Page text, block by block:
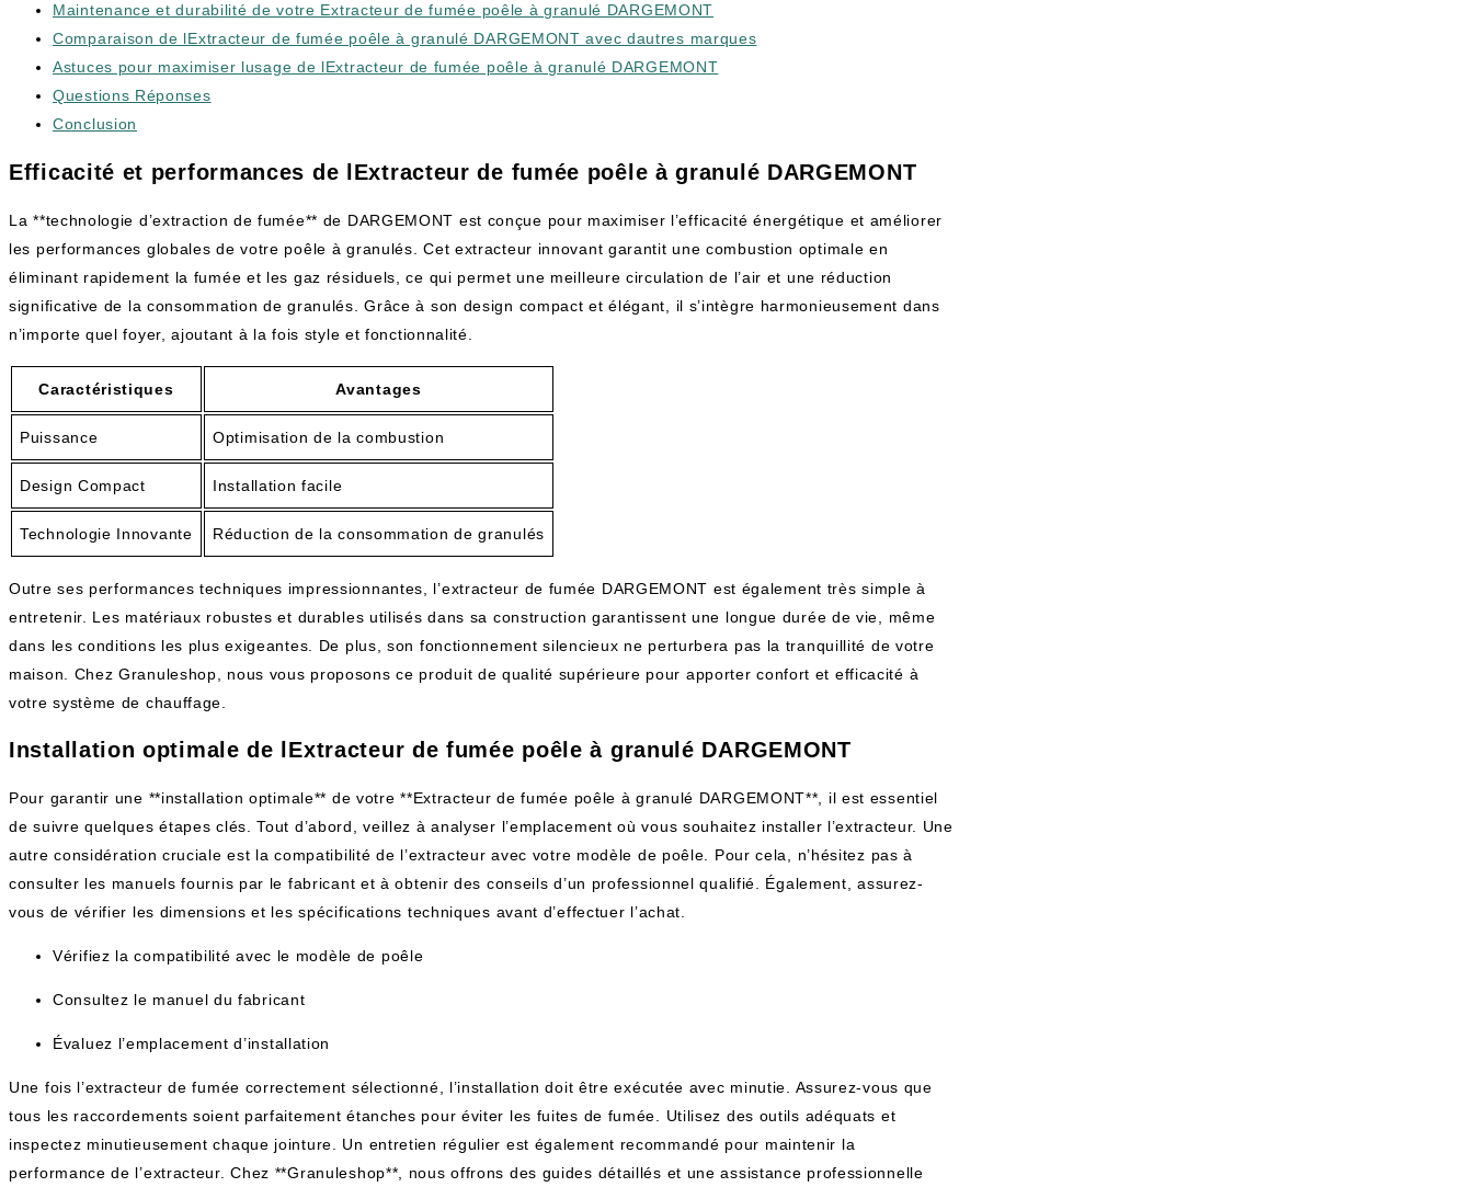
Maintenance et durabilité de votre Extracteur de fumée poêle à granulé DARGEMONT
Comparaison de lExtracteur de fumée poêle à granulé DARGEMONT avec dautres marques
Astuces pour maximiser lusage de lExtracteur de fumée poêle à granulé DARGEMONT
Questions Réponses
Conclusion
Efficacité et performances de lExtracteur de fumée poêle à granulé DARGEMONT
La **technologie d’extraction de fumée** de DARGEMONT est conçue pour maximiser l’efficacité énergétique et améliorer
les performances globales de votre poêle à granulés. Cet extracteur innovant garantit une combustion optimale en
éliminant rapidement la fumée et les gaz résiduels, ce qui permet une meilleure circulation de l’air et une réduction
significative de la consommation de granulés. Grâce à son design compact et élégant, il s’intègre harmonieusement dans
n’importe quel foyer, ajoutant à la fois style et fonctionnalité.
Caractéristiques Avantages
Puissance Optimisation de la combustion
Design Compact Installation facile
Technologie Innovante Réduction de la consommation de granulés
Outre ses performances techniques impressionnantes, l’extracteur de fumée DARGEMONT est également très simple à
entretenir. Les matériaux robustes et durables utilisés dans sa construction garantissent une longue durée de vie, même
dans les conditions les plus exigeantes. De plus, son fonctionnement silencieux ne perturbera pas la tranquillité de votre
maison. Chez Granuleshop, nous vous proposons ce produit de qualité supérieure pour apporter confort et efficacité à
votre système de chauffage.
Installation optimale de lExtracteur de fumée poêle à granulé DARGEMONT
Pour garantir une **installation optimale** de votre **Extracteur de fumée poêle à granulé DARGEMONT**, il est essentiel
de suivre quelques étapes clés. Tout d’abord, veillez à analyser l’emplacement où vous souhaitez installer l’extracteur. Une
autre considération cruciale est la compatibilité de l’extracteur avec votre modèle de poêle. Pour cela, n’hésitez pas à
consulter les manuels fournis par le fabricant et à obtenir des conseils d’un professionnel qualifié. Également, assurez-
vous de vérifier les dimensions et les spécifications techniques avant d’effectuer l’achat.
Vérifiez la compatibilité avec le modèle de poêle
Consultez le manuel du fabricant
Évaluez l’emplacement d’installation
Une fois l’extracteur de fumée correctement sélectionné, l’installation doit être exécutée avec minutie. Assurez-vous que
tous les raccordements soient parfaitement étanches pour éviter les fuites de fumée. Utilisez des outils adéquats et
inspectez minutieusement chaque jointure. Un entretien régulier est également recommandé pour maintenir la
performance de l’extracteur. Chez **Granuleshop**, nous offrons des guides détaillés et une assistance professionnelle